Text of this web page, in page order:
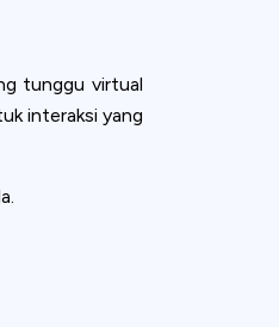
tunggu virtual
interaksi yang